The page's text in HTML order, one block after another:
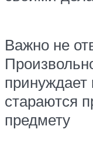
Важно не
стараются
предмету